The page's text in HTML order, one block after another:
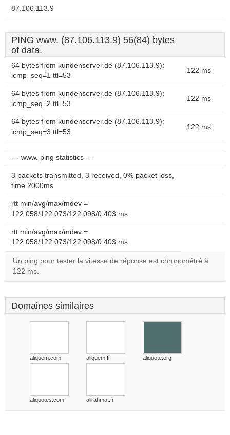
87.106.113.9
PING www. (87.106.113.9) 56(84) bytes
of data.
64 bytes from kundenserver.de (87.106.113.9):
icmp_seq=1 ttl=53
122 ms
64 bytes from kundenserver.de (87.106.113.9):
icmp_seq=2 ttl=53
122 ms
64 bytes from kundenserver.de (87.106.113.9):
icmp_seq=3 ttl=53
122 ms
--- www. ping statistics ---
3 packets transmitted, 3 received, 0% packet loss,
time 2000ms
rtt min/avg/max/mdev =
122.058/122.073/122.098/0.403 ms
rtt min/avg/max/mdev =
122.058/122.073/122.098/0.403 ms
Un ping pour tester la vitesse de réponse est chronométré à
122 ms.
Domaines similaires
aliquem.com aliquem.fr aliquote.org
aliquotes.com alirahmat.fr